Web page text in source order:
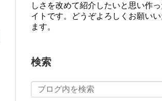
しさを改めて紹介したいと思い作
イトです。どうぞよろしくお願いい
ます。
検索